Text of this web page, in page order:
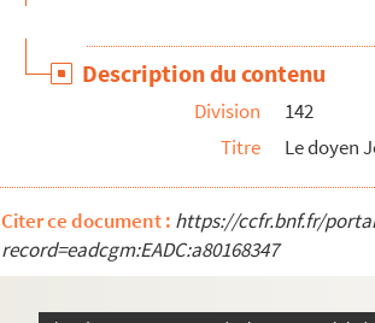
286. Cl. Belin au cardinal. Bruxelles, 27 juin
290. Marie de Habarcq, dame d'Aix, au
292. Gilles de Lens, baron d'Aubigny, au
294. De Noyelle, seigneur de Rossignol et
297. Cl. Belin au cardinal. Bruxelles, 4
300. Claude de Ray au cardinal. Vaudrey, 9
302. Chr. Plantin au cardinal. Anvers, 10
304. De Blondel, seigneur de Quincy,
Description du contenu
Division
142
Titre
Le doyen
Citer ce document : https://ccfr.bnf.fr/
record=eadcgm:EADC:a80168347